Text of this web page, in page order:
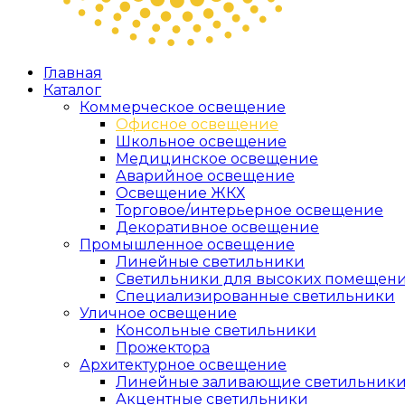
Главная
Каталог
Коммерческое освещение
Офисное освещение
Школьное освещение
Медицинское освещение
Аварийное освещение
Освещение ЖКХ
Торговое/интерьерное освещение
Декоративное освещение
Промышленное освещение
Линейные светильники
Светильники для высоких
Специализированные светильники
Уличное освещение
Консольные светильники
Прожектора
Архитектурное освещение
Линейные заливающие
Акцентные светильники